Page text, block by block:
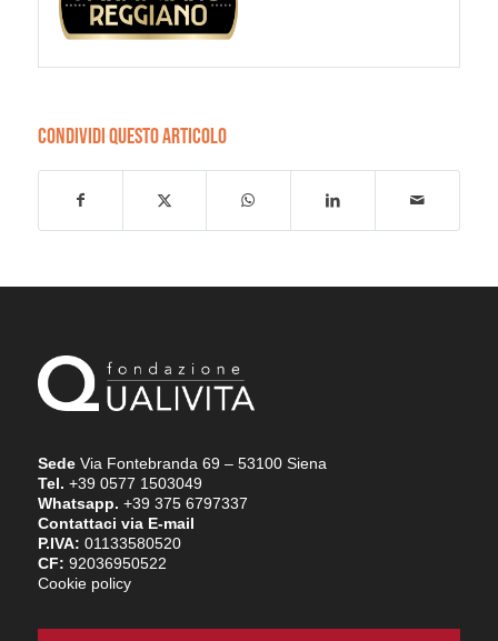
CONDIVIDI QUESTO ARTICOLO
SedeVia Fontebranda 69 – 53100 Siena
Tel. +39 0577 1503049
Whatsapp. +39 375 6797337
Contattaci via E-mail
P.IVA: 01133580520
CF: 92036950522
Cookie policy